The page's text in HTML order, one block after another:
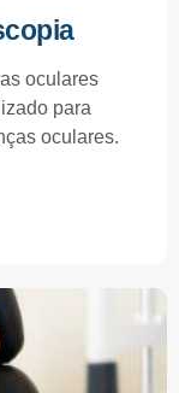
oculares
para
oculares.